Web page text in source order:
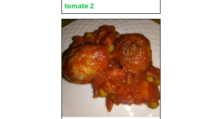
tomate 2